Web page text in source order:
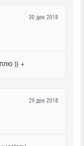
30 дек 2018
)) +
29 дек 2018